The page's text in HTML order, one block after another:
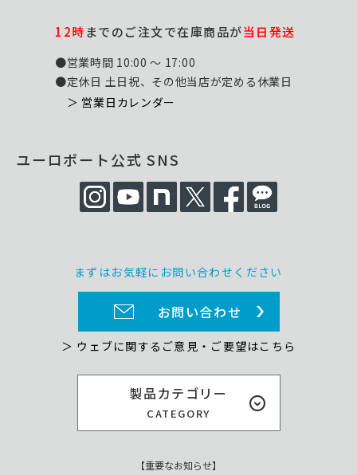
製品カテゴリー
CATEGORY
12時までのご注文で在庫商品が当日発送
●営業時間 10:00 ～ 17:00
●定休日 土日祝、その他当店が定める休業日
＞ 営業日カレンダー
ユーロポート公式 SNS
まずはお気軽にお問い合わせください
お問い合わせ
＞ ウェブに関するご意見・ご要望はこちら
【重要なお知らせ】